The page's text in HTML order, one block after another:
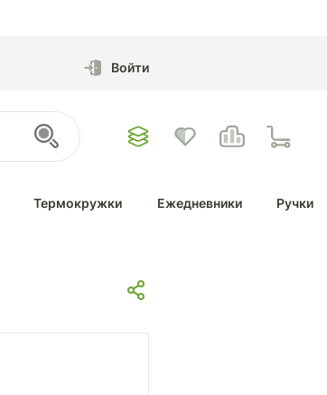
Войти
Термокружки Ежедневники Ручки